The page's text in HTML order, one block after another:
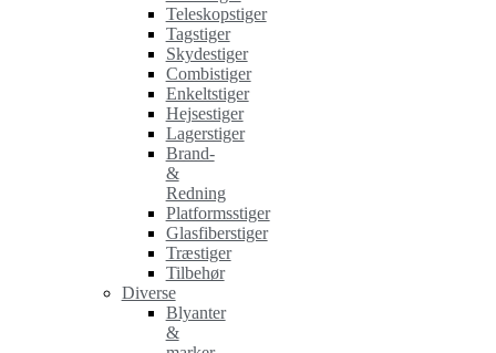
Teleskopstiger
Tagstiger
Skydestiger
Combistiger
Enkeltstiger
Hejsestiger
Lagerstiger
Brand-
&
Redning
Platformsstiger
Glasfiberstiger
Træstiger
Tilbehør
Diverse
Blyanter
&